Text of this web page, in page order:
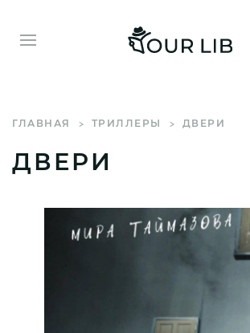
ГЛАВНАЯ ТРИЛЛЕРЫ ДВЕРИ
ДВЕРИ